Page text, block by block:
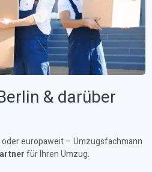
& darüber
europaweit – Umzugsfachmann
für Ihren Umzug.